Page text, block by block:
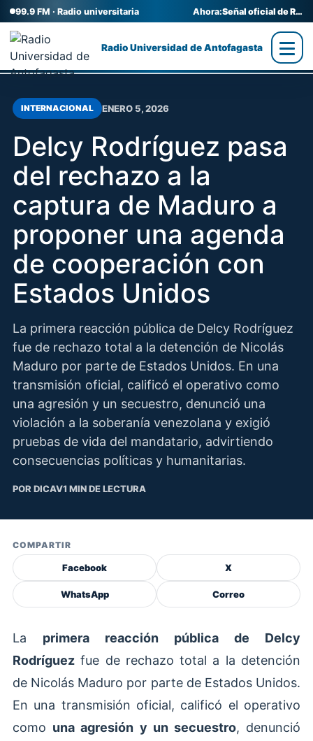
99.9 FM · Radio universitaria Ahora: Señal oficial de Radio UA
Radio Universidad de Antofagasta
INTERNACIONAL ENERO 5, 2026
Delcy Rodríguez pasa
del rechazo a la
captura de Maduro a
proponer una agenda
de cooperación con
Estados Unidos
La primera reacción pública de Delcy Rodríguez
fue de rechazo total a la detención de Nicolás
Maduro por parte de Estados Unidos. En una
transmisión oficial, calificó el operativo como
una agresión y un secuestro, denunció una
violación a la soberanía venezolana y exigió
pruebas de vida del mandatario, advirtiendo
consecuencias políticas y humanitarias.
POR DICAV1 MIN DE LECTURA
COMPARTIR
Facebook X
WhatsApp Correo
La primera reacción pública de Delcy
Rodríguez fue de rechazo total a la detención
de Nicolás Maduro por parte de Estados Unidos.
En una transmisión oficial, calificó el operativo
como una agresión y un secuestro, denunció